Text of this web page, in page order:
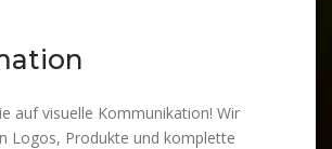
auf visuelle Kommunikation! Wir
Logos, Produkte und komplette